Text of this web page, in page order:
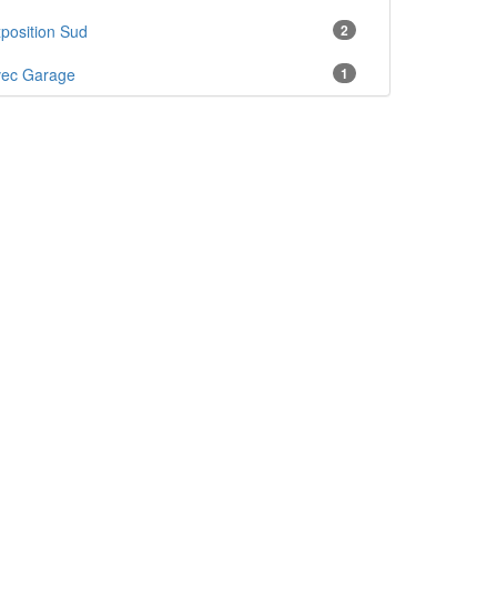
*
*
Sud 2
Garage 1